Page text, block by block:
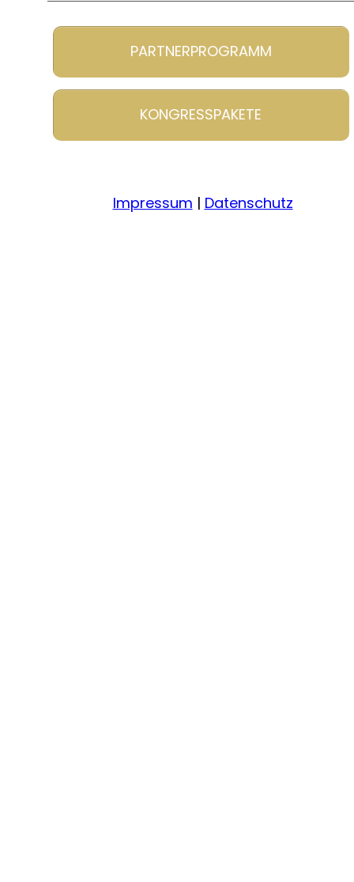
PARTNERPROGRAMM
KONGRESSPAKETE
Impressum | Datenschutz